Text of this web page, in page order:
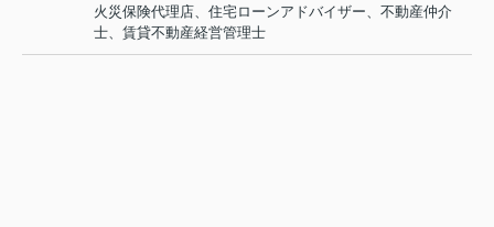
火災保険代理店、住宅ローンアドバイザー、不動産仲介
士、賃貸不動産経営管理士